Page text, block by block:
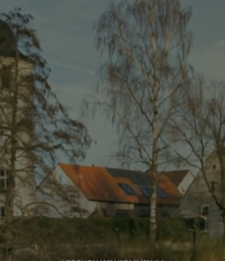
Heimat-Info App
Sporteinrichtungen
Spielplätze
Bücherei
Bäder
Hotel und Gastronomie
Museum
Veranstaltungen